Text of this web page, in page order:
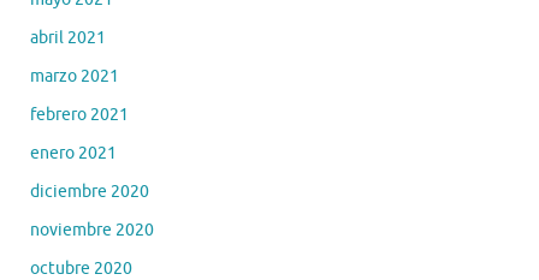
abril 2021
marzo 2021
febrero 2021
enero 2021
diciembre 2020
noviembre 2020
octubre 2020